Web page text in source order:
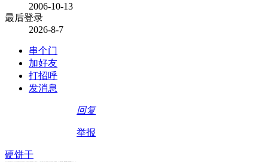
2006-10-13
最后登录
2026-8-7
串个门
加好友
打招呼
发消息
回复
举报
硬饼干